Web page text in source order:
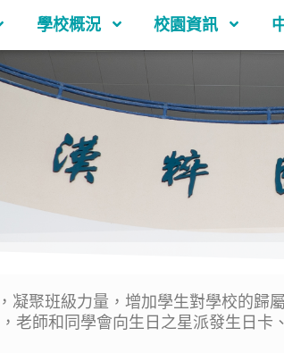
學校概況 校園資訊
聚班級力量，增加學生對學校的歸
老師和同學會向生日之星派發生日